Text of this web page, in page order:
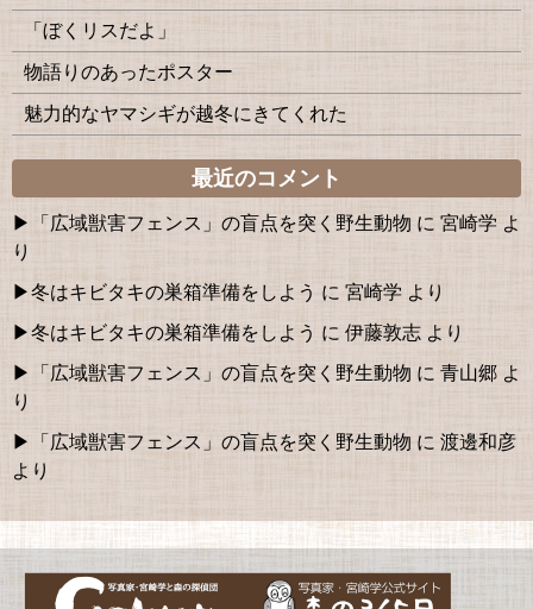
「ぼくリスだよ」
物語りのあったポスター
魅力的なヤマシギが越冬にきてくれた
最近のコメント
「広域獣害フェンス」の盲点を突く野生動物 に 宮崎学 よ
り
冬はキビタキの巣箱準備をしよう に 宮崎学 より
冬はキビタキの巣箱準備をしよう に 伊藤敦志 より
「広域獣害フェンス」の盲点を突く野生動物 に 青山郷 よ
り
「広域獣害フェンス」の盲点を突く野生動物 に 渡邊和彦
より